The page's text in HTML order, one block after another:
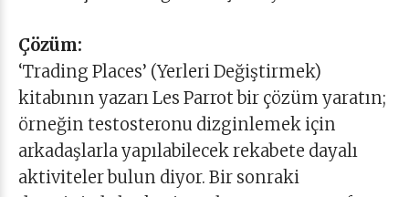
Çözüm:
‘Trading Places’ (Yerleri Değiştirmek)
kitabının yazarı Les Parrot bir çözüm yaratın;
örneğin testosteronu dizginlemek için
arkadaşlarla yapılabilecek rekabete dayalı
aktiviteler bulun diyor. Bir sonraki